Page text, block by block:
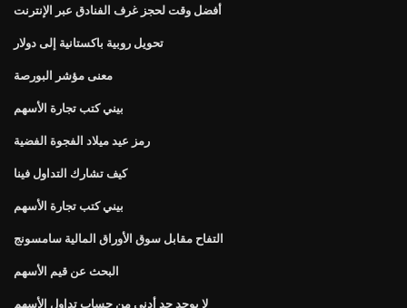
أفضل وقت لحجز غرف الفنادق عبر الإنترنت
تحويل روبية باكستانية إلى دولار
معنى مؤشر البورصة
بيني كتب تجارة الأسهم
رمز عيد ميلاد الفجوة الفضية
كيف تشارك التداول فينا
بيني كتب تجارة الأسهم
التفاح مقابل سوق الأوراق المالية سامسونج
البحث عن قيم الأسهم
لا يوجد حد أدنى من حساب تداول الأسهم